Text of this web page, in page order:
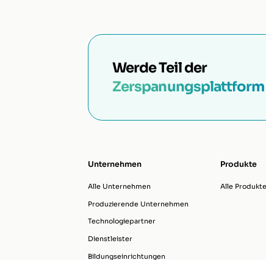
Werde Teil der
Zerspanungsplattform
Unternehmen
Alle Unternehmen
Produzierende Unternehmen
Technologiepartner
Dienstleister
Bildungseinrichtungen
Produkte
Alle Produkte